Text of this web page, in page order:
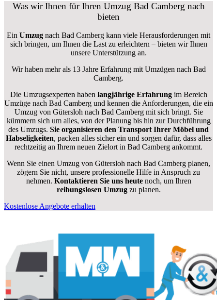
Was wir Ihnen für Ihren Umzug Bad Camberg nach
bieten
Ein Umzug nach Bad Camberg kann viele Herausforderungen mit
sich bringen, um Ihnen die Last zu erleichtern – bieten wir Ihnen
unsere Unterstützung an.
Wir haben mehr als 13 Jahre Erfahrung mit Umzügen nach Bad
Camberg.
Die Umzugsexperten haben langjährige Erfahrungim Bereich
Umzüge nach Bad Camberg und kennen die Anforderungen, die ein
Umzug von Gütersloh nach Bad Camberg mit sich bringt. Sie
kümmern sich um alles, von der Planung bis hin zur Durchführung
des Umzugs. Sie organisieren den Transport Ihrer Möbel und
Habseligkeiten, packen alles sicher ein und sorgen dafür, dass alles
rechtzeitig an Ihrem neuen Zielort in Bad Camberg ankommt.
Wenn Sie einen Umzug von Gütersloh nach Bad Camberg planen,
zögern Sie nicht, unsere professionelle Hilfe in Anspruch zu
nehmen. Kontaktieren Sie uns heutenoch, um Ihren
reibungslosen Umzugzu planen.
Kostenlose Angebote erhalten